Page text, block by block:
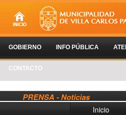
GOBIERNO INFO PÚBLICA
CONTACTO
PRENSA - Noticias
Inicio